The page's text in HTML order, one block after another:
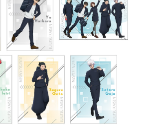
2026
と 夏の園遊会2026
ーローアカデミア』10周年
ージ＆ユニフォーム